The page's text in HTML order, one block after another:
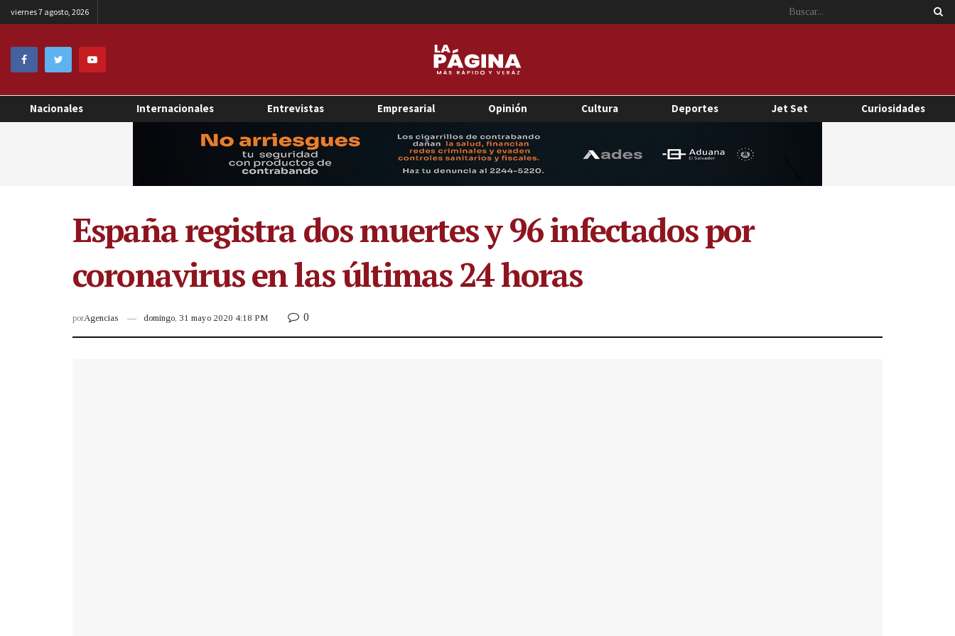
viernes 7 agosto, 2026
Nacionales Internacionales Entrevistas Empresarial Opinión Cultura Deportes Jet Set Curiosidades
España registra dos muertes y 96 infectados por
coronavirus en las últimas 24 horas
porAgencias domingo, 31 mayo 2020 4:18 PM 0